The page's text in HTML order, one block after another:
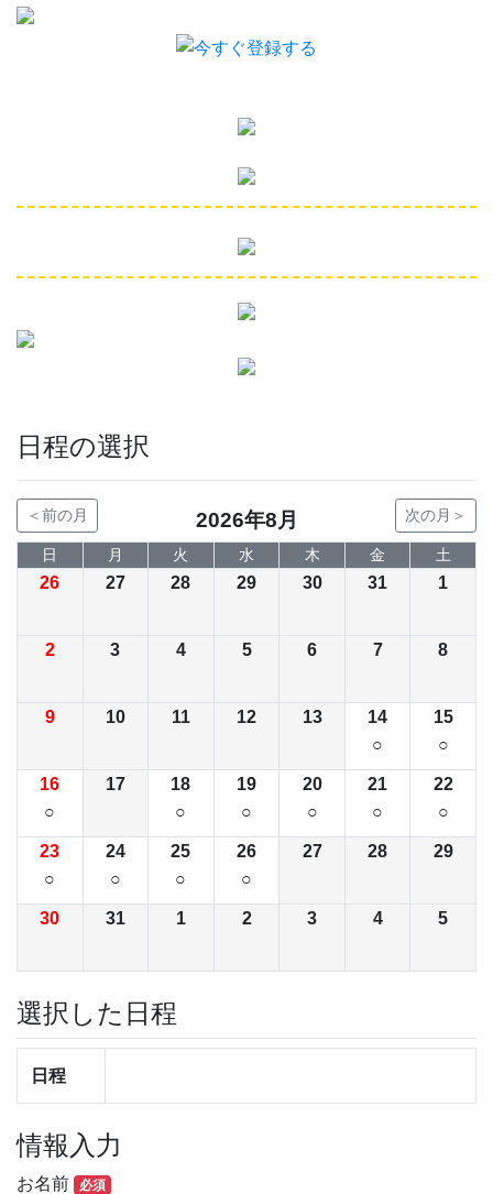
日程の選択
＜前の月 2026年8月 次の月＞
日 月 火 水 木 金 土
26 27 28 29 30 31 1
2 3 4 5 6 7 8
9 10 11 12 13
14
○
15
○
16
○
17
18
○
19
○
20
○
21
○
22
○
23
○
24
○
25
○
26
○
27 28 29
30 31 1 2 3 4 5
選択した日程
日程
情報入力
お名前 必須